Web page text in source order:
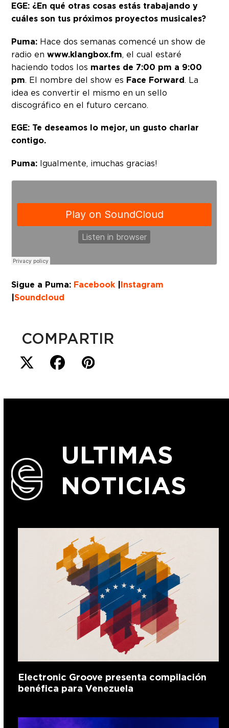
EGE: ¿En qué otras cosas estás trabajando y
cuáles son tus próximos proyectos musicales?
Puma: Hace dos semanas comencé un show de
radio enwww.klangbox.fm, el cual estaré
haciendo todos los martes de 7:00 pm a 9:00
pm. El nombre del show es Face Forward. La
idea es convertir el mismo en un sello
discográfico en el futuro cercano.
EGE: Te deseamos lo mejor, un gusto charlar
contigo.
Puma: Igualmente, ¡muchas gracias!
Sigue a Puma: Facebook Instagram
|Soundcloud
COMPARTIR
ULTIMAS
NOTICIAS
Electronic Groove presenta compilación
benéfica para Venezuela